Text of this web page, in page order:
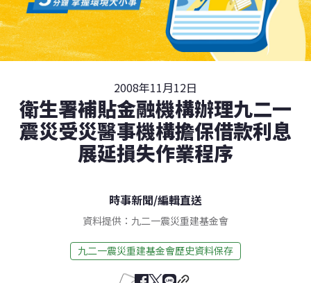
2008年11月12日
衛生署補貼金融機構辦理九二一
震災受災醫事機構擔保借款利息
展延損失作業程序
時事新聞/編輯直送
資料提供：九二一震災重建基金會
九二一震災重建基金會歷史資料保存